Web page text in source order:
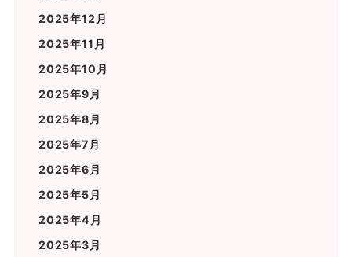
2025年12月
2025年11月
2025年10月
2025年9月
2025年8月
2025年7月
2025年6月
2025年5月
2025年4月
2025年3月